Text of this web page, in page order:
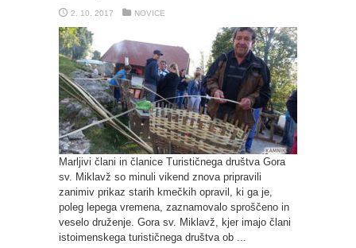
2. 10. 2017 NOVICE
Marljivi člani in članice Turističnega društva Gora
sv. Miklavž so minuli vikend znova pripravili
zanimiv prikaz starih kmečkih opravil, ki ga je,
poleg lepega vremena, zaznamovalo sproščeno in
veselo druženje. Gora sv. Miklavž, kjer imajo člani
istoimenskega turističnega društva ob ...